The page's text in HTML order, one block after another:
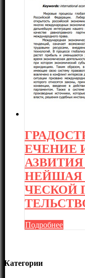
ЕЧЕНИЕ
НЕЙШАЯ
ЧЕСКОЙ
Подробнее
Категории